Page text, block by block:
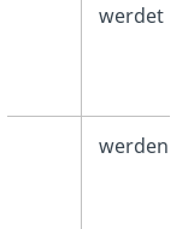
werdet
werden